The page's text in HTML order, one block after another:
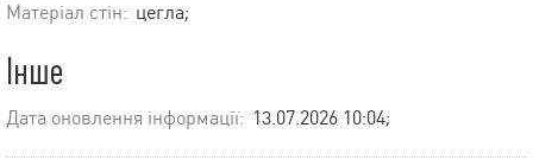
Матеріал стін: цегла;
Інше
Дата оновлення інформації: 13.07.2026 10:04;